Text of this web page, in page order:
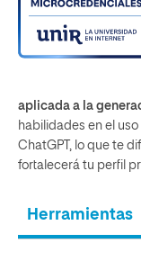
aplicada a la
habilidades en el
ChatGPT, lo que te
fortalecerá tu perfil
Herramientas